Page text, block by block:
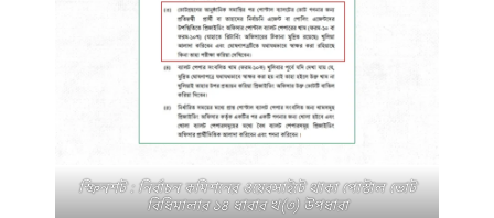
স্ক্রিনশট : নির্বাচন কমিশনের ওয়েবসাইটে থাকা পোস্টাল ভোট
বিধিমালার ১৪ ধারার খ(৩) উপধারা